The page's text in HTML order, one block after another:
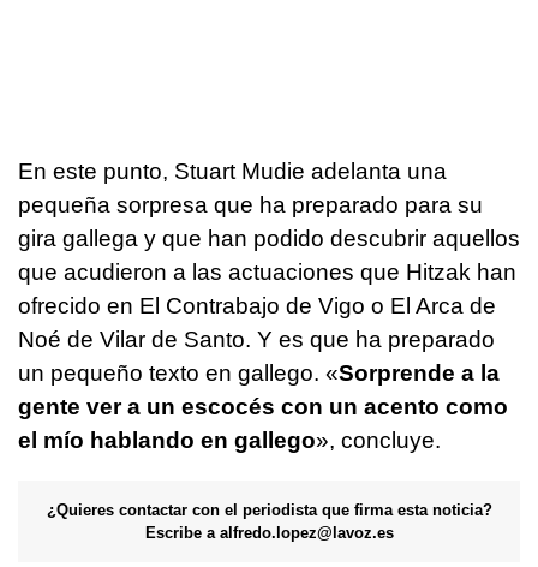
En este punto, Stuart Mudie adelanta una
pequeña sorpresa que ha preparado para su
gira gallega y que han podido descubrir aquellos
que acudieron a las actuaciones que Hitzak han
ofrecido en El Contrabajo de Vigo o El Arca de
Noé de Vilar de Santo. Y es que ha preparado
un pequeño texto en gallego. «Sorprende a la
gente ver a un escocés con un acento como
el mío hablando en gallego», concluye.
¿Quieres contactar con el periodista que firma esta noticia?
Escribe a alfredo.lopez@lavoz.es